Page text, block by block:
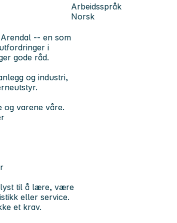
Arbeidsspråk
Norsk
-- en som
i
gode råd.
og industri,
og varene våre.
lyst til å lære, være
eller service.
et krav.